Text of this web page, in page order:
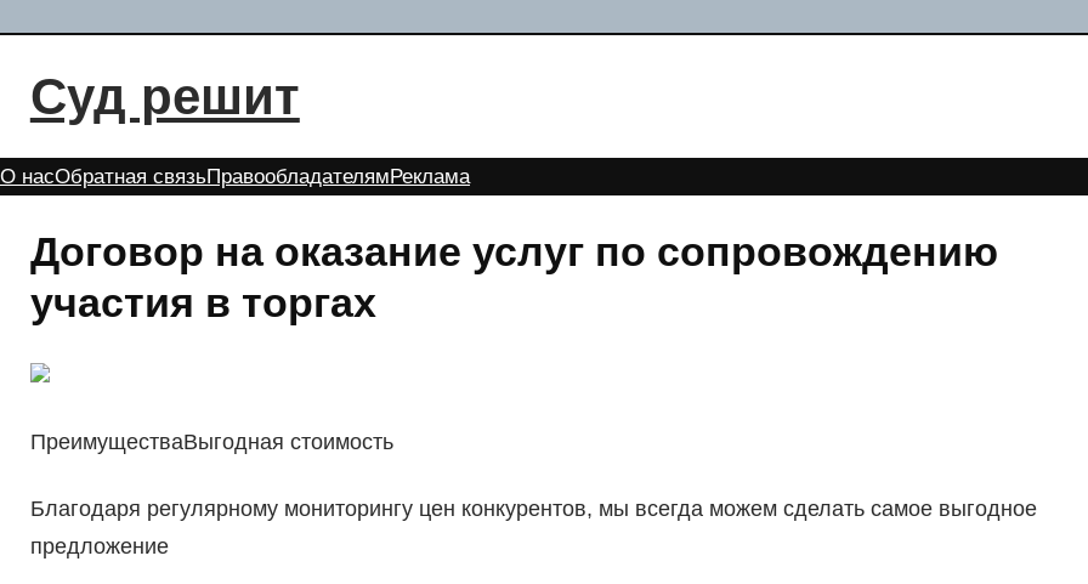
содержимому
Суд решит
О насОбратная связьПравообладателям Реклама
Договор на оказание услуг по сопровождению
участия в торгах
ПреимуществаВыгодная стоимость
Благодаря регулярному мониторингу цен конкурентов, мы всегда можем сделать самое выгодное
предложение